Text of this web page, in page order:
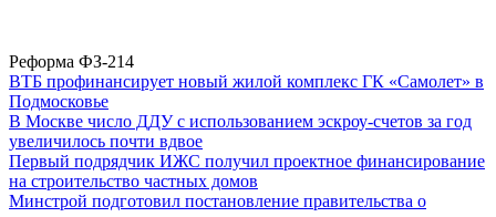
Реформа ФЗ-214
ВТБ профинансирует новый жилой комплекс ГК «Самолет» в
Подмосковье
В Москве число ДДУ с использованием эскроу-счетов за год
увеличилось почти вдвое
Первый подрядчик ИЖС получил проектное финансирование
на строительство частных домов
Минстрой подготовил постановление правительства о